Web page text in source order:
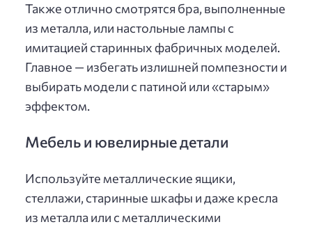
Также отлично смотрятся бра, выполненные
из металла, или настольные лампы с
имитацией старинных фабричных моделей.
Главное — избегать излишней помпезности и
выбирать модели с патиной или «старым»
эффектом.
Мебель и ювелирные детали
Используйте металлические ящики,
стеллажи, старинные шкафы и даже кресла
из металла или с металлическими